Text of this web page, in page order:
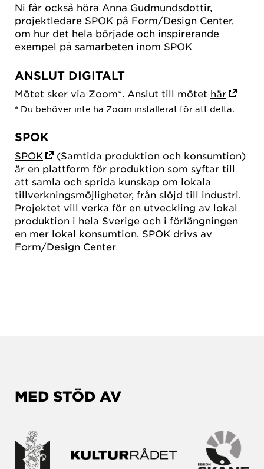
Ni får också höra Anna Gudmundsdottir,
projektledare SPOK på Form/Design Center,
om hur det hela började och inspirerande
exempel på samarbeten inom SPOK
ANSLUT DIGITALT
Mötet sker via Zoom*. Anslut till mötet här
* Du behöver inte ha Zoom installerat för att delta.
SPOK
SPOK
(Samtida produktion och konsumtion)
är en plattform för produktion som syftar till
att samla och sprida kunskap om lokala
tillverkningsmöjligheter, från slöjd till industri.
Projektet vill verka för en utveckling av lokal
produktion i hela Sverige och i förlängningen
en mer lokal konsumtion. SPOK drivs av
Form/Design Center
MED STÖD AV